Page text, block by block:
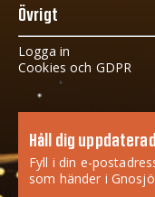
Övrigt
Logga in
Cookies och GDPR
Håll dig uppdaterad
Fyll i din e-
som händer i